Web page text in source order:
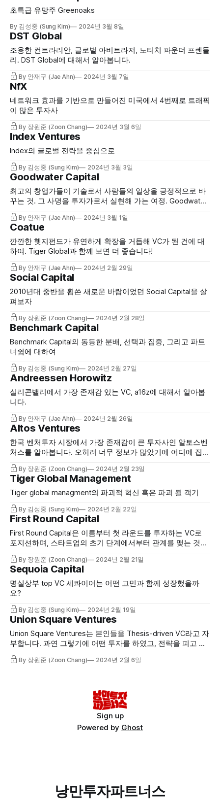
초특급 유망주 Greenoaks
By 김성중 (Sung Kim) 2024년 3월 8일
DST Global
조용한 컨트라리안, 글로벌 아비트라져, 노터치 파운더 프렌들
리. DST Global에 대해서 알아봅니다.
By 안재구 (Jae Ahn) 2024년 3월 7일
NfX
네트워크 효과를 기반으로 만들어진 미국에서 4번째로 트래픽
이 많은 투자사
By 장원준 (Zoon Chang) 2024년 3월 6일
Index Ventures
Index의 글로벌 전략을 중심으로
By 김성중 (Sung Kim) 2024년 3월 3일
Goodwater Capital
최고의 창업가들이 기술로서 사람들의 일상을 긍정적으로 바
꾸는 것. 그 사명을 투자가로서 실현해 가는 여정. Goodwater
Capital에 대해서 알아봅니다.
By 안재구 (Jae Ahn) 2024년 3월 1일
Coatue
깐깐한 헷지펀드가 유연하게 확장을 거듭해 VC가 된 건에 대
하여. Tiger Global과 함께 보면 더 좋습니다!
By 안재구 (Jae Ahn) 2024년 2월 29일
Social Capital
2010년대 중반을 휩쓴 새로운 바람이었던 Social Capital을 살
펴보자
By 장원준 (Zoon Chang) 2024년 2월 28일
Benchmark Capital
Benchmark Capital의 동등한 분배, 선택과 집중, 그리고 파트
너쉽에 대하여
By 김성중 (Sung Kim) 2024년 2월 27일
Andreessen Horowitz
실리콘밸리에서 가장 존재감 있는 VC, a16z에 대해서 알아봅
니다.
By 안재구 (Jae Ahn) 2024년 2월 26일
Altos Ventures
한국 벤처투자 시장에서 가장 존재감이 큰 투자사인 알토스벤
처스를 알아봅니다. 오히려 너무 정보가 많았기에 어디에 집중
해야하나 싶었지만 풀어보겠습니다.
By 장원준 (Zoon Chang) 2024년 2월 23일
Tiger Global Management
Tiger global managment의 파괴적 혁신 혹은 파괴 될 객기
By 김성중 (Sung Kim) 2024년 2월 22일
First Round Capital
First Round Capital은 이름부터 첫 라운드를 투자하는 VC로
포지션하며, 스타트업의 초기 단계에서부터 관계를 맺는 것을
중요하게 생각합니다. 과연 First Round Capital은 어떤 투자를
하였고, 어떤 전략을 펼치고 있을까요?
By 장원준 (Zoon Chang) 2024년 2월 21일
Sequoia Capital
명실상부 top VC 세콰이어는 어떤 고민과 함께 성장했을까
요?
By 김성중 (Sung Kim) 2024년 2월 19일
Union Square Ventures
Union Square Ventures는 본인들을 Thesis-driven VC라고 자
부합니다. 과연 그렇기에 어떤 투자를 하였고, 전략을 피고 있
을까요?
By 장원준 (Zoon Chang) 2024년 2월 6일
Sign up
Powered by Ghost
낭만투자파트너스